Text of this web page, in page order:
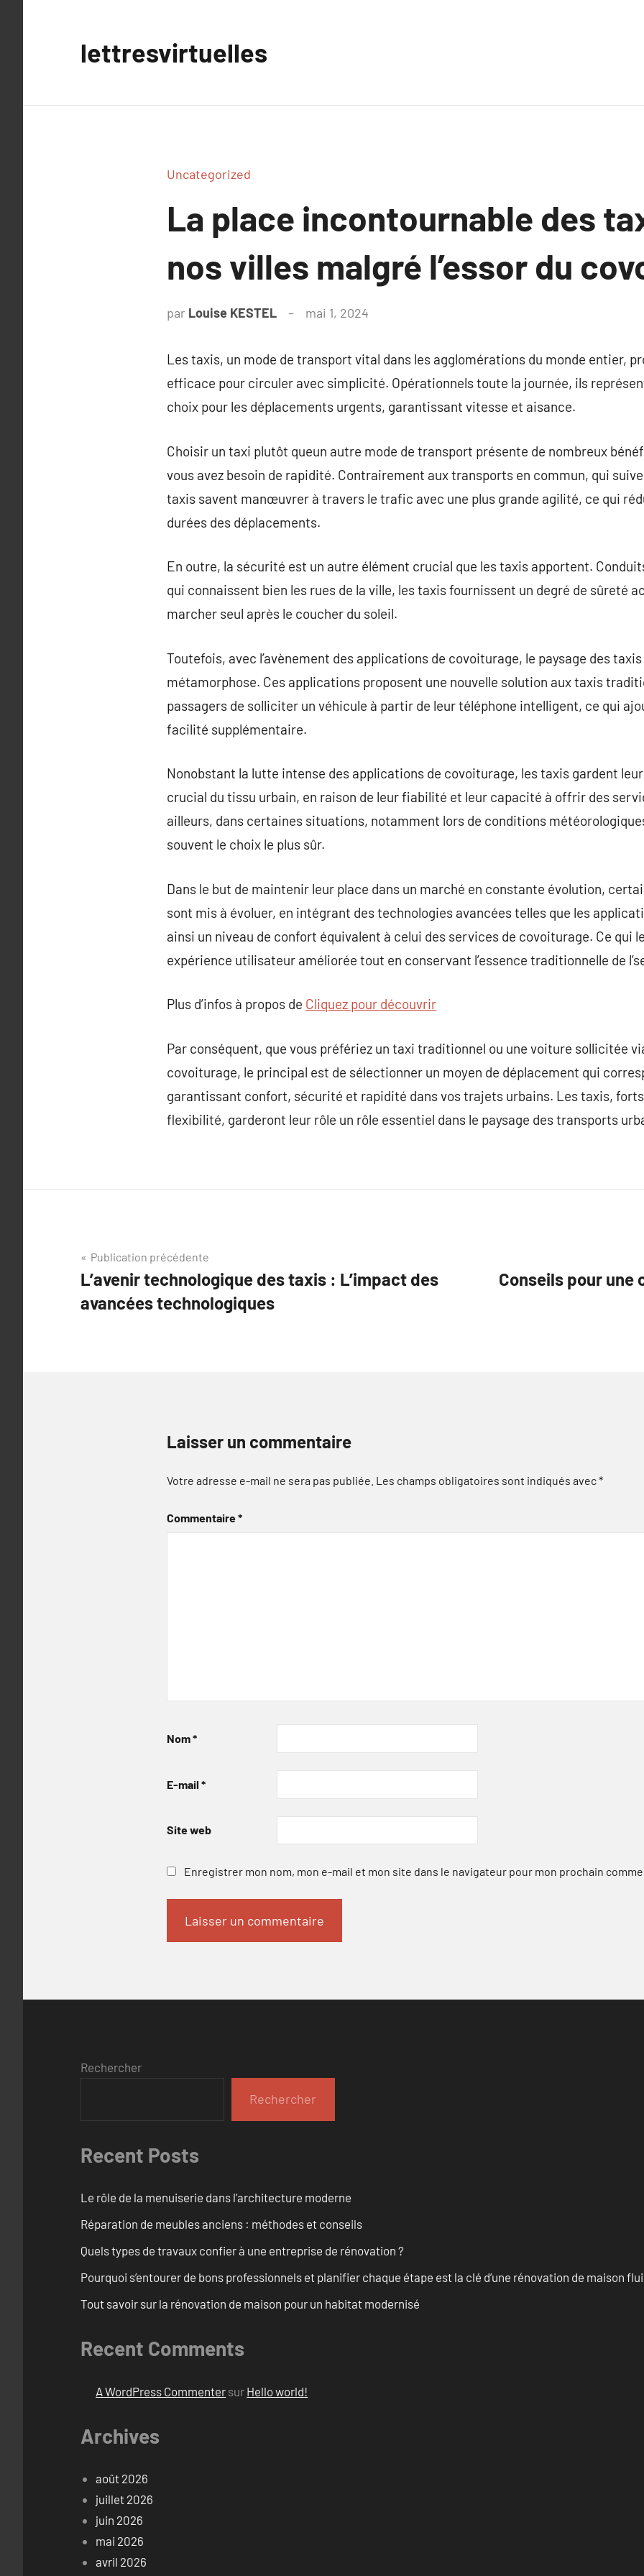
lettresvirtuelles
Uncategorized
La place incontournable des
nos villes malgré l’essor du
par Louise KESTEL mai 1, 2024
Les taxis, un mode de transport vital dans les agglomérations du monde entier,
efficace pour circuler avec simplicité. Opérationnels toute la journée, ils
choix pour les déplacements urgents, garantissant vitesse et aisance.
Choisir un taxi plutôt queun autre mode de transport présente de nombreux
vous avez besoin de rapidité. Contrairement aux transports en commun, qui
taxis savent manœuvrer à travers le trafic avec une plus grande agilité, ce qui
durées des déplacements.
En outre, la sécurité est un autre élément crucial que les taxis apportent.
qui connaissent bien les rues de la ville, les taxis fournissent un degré de sûreté
marcher seul après le coucher du soleil.
Toutefois, avec l’avènement des applications de covoiturage, le paysage des
métamorphose. Ces applications proposent une nouvelle solution aux taxis
passagers de solliciter un véhicule à partir de leur téléphone intelligent, ce qui
facilité supplémentaire.
Nonobstant la lutte intense des applications de covoiturage, les taxis gardent
crucial du tissu urbain, en raison de leur fiabilité et leur capacité à offrir des
ailleurs, dans certaines situations, notamment lors de conditions
souvent le choix le plus sûr.
Dans le but de maintenir leur place dans un marché en constante évolution,
sont mis à évoluer, en intégrant des technologies avancées telles que les
ainsi un niveau de confort équivalent à celui des services de covoiturage. Ce qui
expérience utilisateur améliorée tout en conservant l’essence traditionnelle de
Plus d’infos à propos de Cliquez pour découvrir
Par conséquent, que vous préfériez un taxi traditionnel ou une voiture sollicitée
covoiturage, le principal est de sélectionner un moyen de déplacement qui
garantissant confort, sécurité et rapidité dans vos trajets urbains. Les taxis,
flexibilité, garderont leur rôle un rôle essentiel dans le paysage des transports
Navigation
de
l’article
Publication précédente
L’avenir technologique des taxis : L’impact des
avancées technologiques
Conseils pour une
Laisser un commentaire
Votre adresse e-mail ne sera pas publiée. Les champs obligatoires sont indiqués avec*
Commentaire*
Nom*
E-mail *
Site web
Enregistrer mon nom, mon e-mail et mon site dans le navigateur pour mon prochain
Rechercher
Rechercher
Recent Posts
Le rôle de la menuiserie dans l’architecture moderne
Réparation de meubles anciens : méthodes et conseils
Quels types de travaux confier à une entreprise de rénovation ?
Pourquoi s’entourer de bons professionnels et planifier chaque étape est la clé d’une rénovation de maison
Tout savoir sur la rénovation de maison pour un habitat modernisé
Recent Comments
A WordPress Commenter sur Hello world!
Archives
août 2026
juillet 2026
juin 2026
mai 2026
avril 2026